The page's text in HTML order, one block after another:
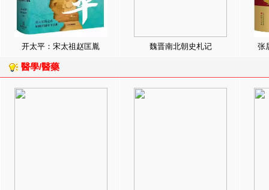
开太平：宋太祖赵匡胤 魏晋南北朝史札记 张
醫學/醫藥